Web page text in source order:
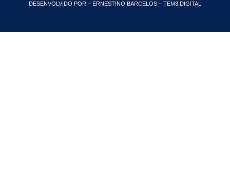
DESENVOLVIDO POR – ERNESTINO BARCELOS – TEM3.DIGITAL